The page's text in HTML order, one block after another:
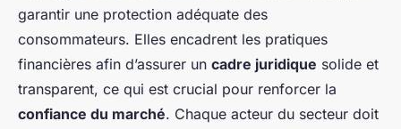
garantir une protection adéquate des
consommateurs. Elles encadrent les pratiques
financières afin d’assurer un cadre juridique solide et
transparent, ce qui est crucial pour renforcer la
confiance du marché. Chaque acteur du secteur doit